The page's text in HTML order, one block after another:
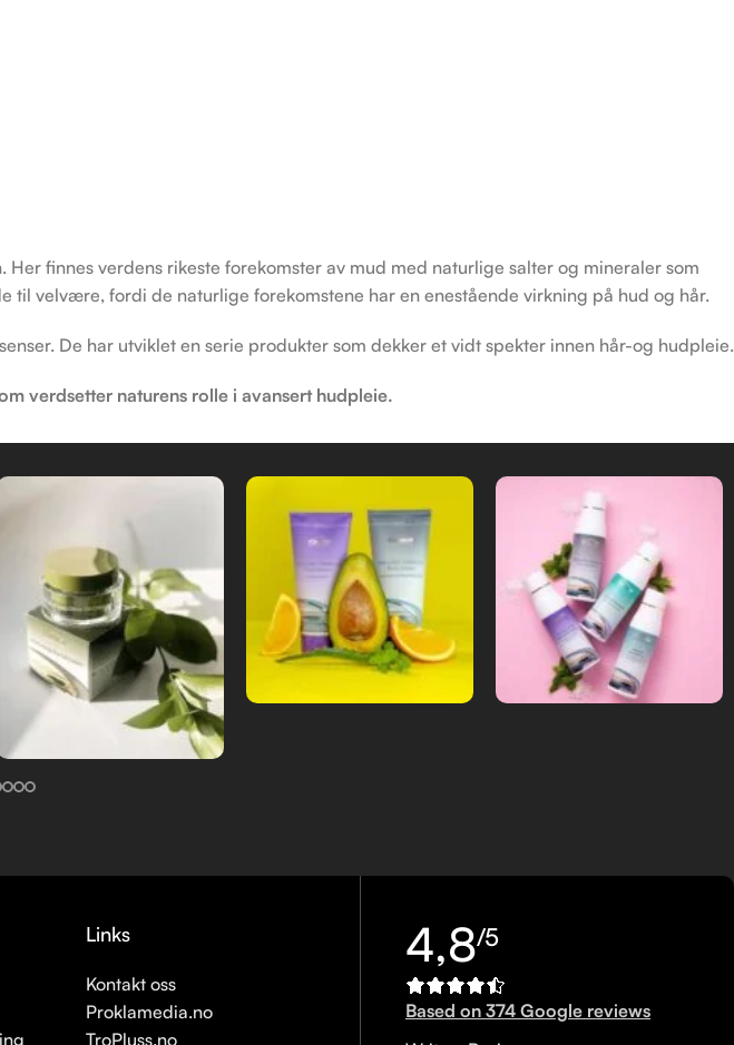
finnes verdens rikeste forekomster av mud med naturlige salter og mineraler som
velvære, fordi de naturlige forekomstene har en enestående virkning på hud og hår.
De har utviklet en serie produkter som dekker et vidt spekter innen hår-og hudpleie.
verdsetter naturens rolle i avansert hudpleie.
Links
Kontakt oss
Proklamedia.no
TroPluss.no
4,8/5
Based on 374 Google reviews